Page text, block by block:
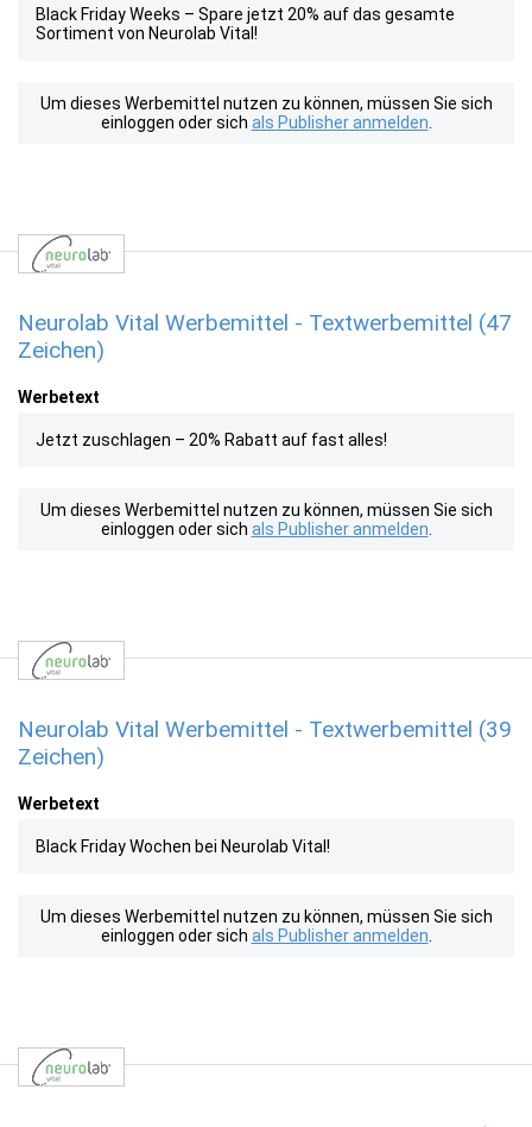
Black Friday Weeks – Spare jetzt 20% auf das gesamte
Sortiment von Neurolab Vital!
Um dieses Werbemittel nutzen zu können, müssen Sie sich
einloggen oder sich als Publisher anmelden
Neurolab Vital Werbemittel - Textwerbemittel (47
Zeichen)
Werbetext
Jetzt zuschlagen – 20% Rabatt auf fast alles!
Um dieses Werbemittel nutzen zu können, müssen Sie sich
einloggen oder sich als Publisher anmelden
Neurolab Vital Werbemittel - Textwerbemittel (39
Zeichen)
Werbetext
Black Friday Wochen bei Neurolab Vital!
Um dieses Werbemittel nutzen zu können, müssen Sie sich
einloggen oder sich als Publisher anmelden